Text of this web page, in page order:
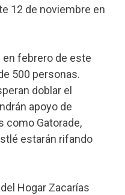
12 de noviembre en
en febrero de este
500 personas.
doblar el
apoyo de
como Gatorade,
estarán rifando
Hogar Zacarías